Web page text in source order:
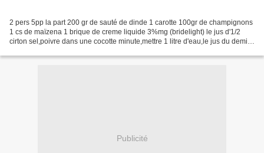
2 pers 5pp la part 200 gr de sauté de dinde 1 carotte 100gr de champignons
1 cs de maïzena 1 brique de creme liquide 3%mg (bridelight) le jus d'1/2
cirton sel,poivre dans une cocotte minute,mettre 1 litre d'eau,le jus du demi
Publicité